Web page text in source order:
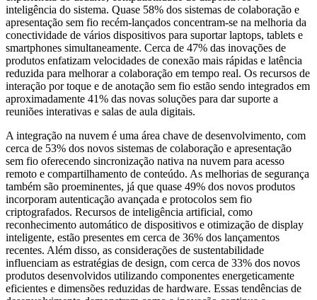
inteligência do sistema. Quase 58% dos sistemas de colaboração e
apresentação sem fio recém-lançados concentram-se na melhoria da
conectividade de vários dispositivos para suportar laptops, tablets e
smartphones simultaneamente. Cerca de 47% das inovações de
produtos enfatizam velocidades de conexão mais rápidas e latência
reduzida para melhorar a colaboração em tempo real. Os recursos de
interação por toque e de anotação sem fio estão sendo integrados em
aproximadamente 41% das novas soluções para dar suporte a
reuniões interativas e salas de aula digitais.
A integração na nuvem é uma área chave de desenvolvimento, com
cerca de 53% dos novos sistemas de colaboração e apresentação
sem fio oferecendo sincronização nativa na nuvem para acesso
remoto e compartilhamento de conteúdo. As melhorias de segurança
também são proeminentes, já que quase 49% dos novos produtos
incorporam autenticação avançada e protocolos sem fio
criptografados. Recursos de inteligência artificial, como
reconhecimento automático de dispositivos e otimização de display
inteligente, estão presentes em cerca de 36% dos lançamentos
recentes. Além disso, as considerações de sustentabilidade
influenciam as estratégias de design, com cerca de 33% dos novos
produtos desenvolvidos utilizando componentes energeticamente
eficientes e dimensões reduzidas de hardware. Essas tendências de